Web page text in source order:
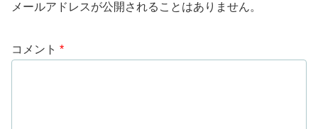
メールアドレスが公開されることはありません。
コメント *